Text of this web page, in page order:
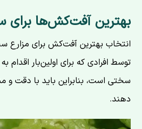
بهترین آفت‌کش‌ها برای
انتخاب بهترین آفت‌کش برای مزارع
توسط افرادی که برای اولین‌بار اقدام به
سختی است، بنابراین باید با دقت و
دهند.